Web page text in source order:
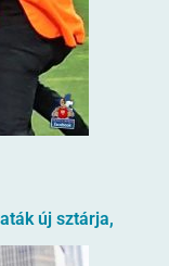
új sztárja,